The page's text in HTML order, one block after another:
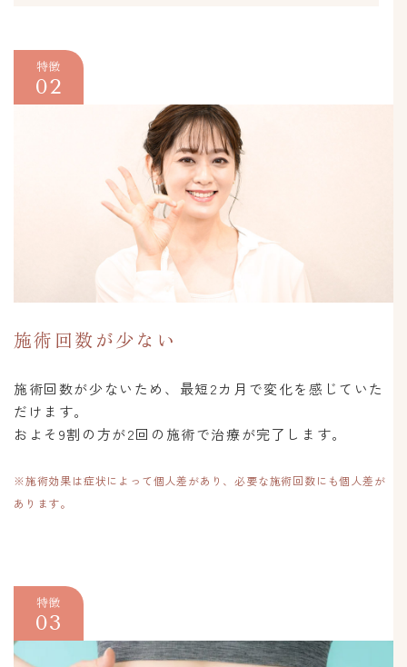
特徴
02
施術回数が少ない
施術回数が少ないため、最短2カ月で変化を感じていた
だけます。
およそ9割の方が2回の施術で治療が完了します。
※施術効果は症状によって個人差があり、必要な施術回数にも個人差が
あります。
特徴
03